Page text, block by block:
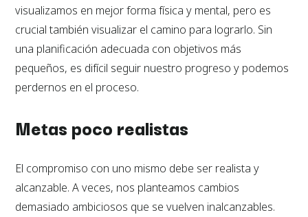
visualizamos en mejor forma física y mental, pero es
crucial también visualizar el camino para lograrlo. Sin
una planificación adecuada con objetivos más
pequeños, es difícil seguir nuestro progreso y podemos
perdernos en el proceso.
Metas poco realistas
El compromiso con uno mismo debe ser realista y
alcanzable. A veces, nos planteamos cambios
demasiado ambiciosos que se vuelven inalcanzables.